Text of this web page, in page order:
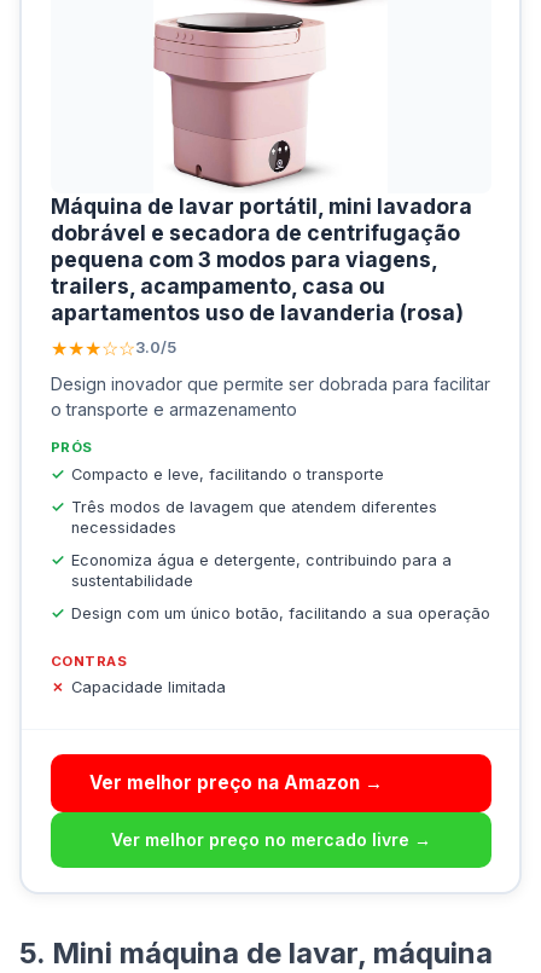
Máquina de lavar portátil, mini lavadora
dobrável e secadora de centrifugação
pequena com 3 modos para viagens,
trailers, acampamento, casa ou
apartamentos uso de lavanderia (rosa)
★★★☆☆3.0/5
Design inovador que permite ser dobrada para facilitar
o transporte e armazenamento
PRÓS
Compacto e leve, facilitando o transporte
Três modos de lavagem que atendem diferentes
necessidades
Economiza água e detergente, contribuindo para a
sustentabilidade
Design com um único botão, facilitando a sua operação
CONTRAS
Capacidade limitada
Ver melhor preço na Amazon →
Ver melhor preço no mercado livre →
5. Mini máquina de lavar, máquina